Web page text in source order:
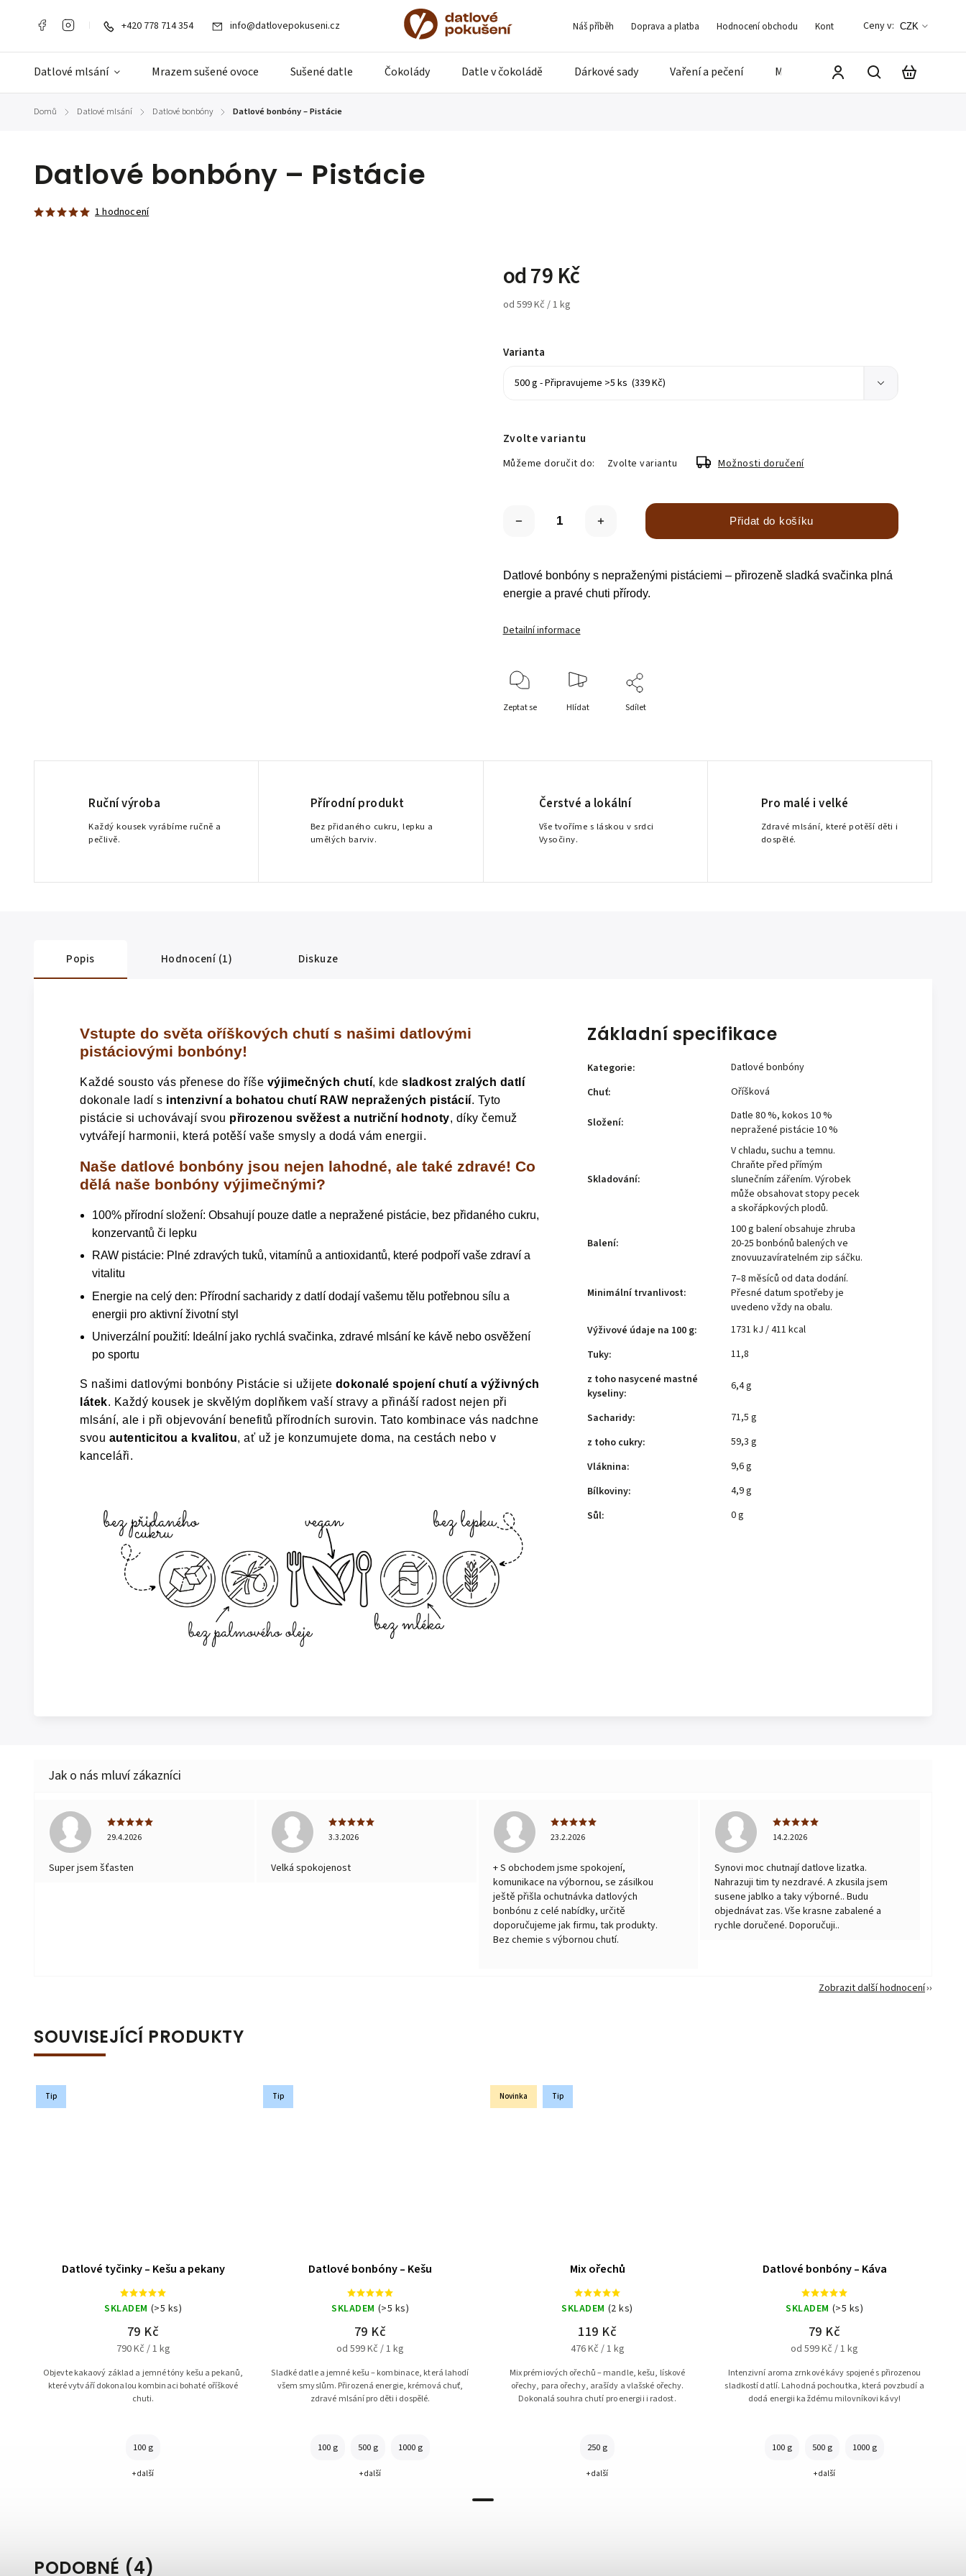
+420 778 714 354 info@datlovepokuseni.cz Náš příběh Doprava a platba Hodnocení obchodu Kontakt Blog Často kladené
Ceny v: CZK
Datlové mlsání Mrazem sušené ovoce Sušené datle Čokolády Datle v čokoládě Dárkové sady Vaření a pečení Mandle a ořechy ⭐️ Zvýhodněné
Domů / Datlové mlsání / Datlové bonbóny / Datlové bonbóny – Pistácie
Datlové bonbóny – Pistácie
1 hodnocení
od79 Kč
od 599 Kč / 1 kg
Zvolte variantu
Můžeme doručit do: Zvolte variantu Možnosti doručení
Varianta
Přidat do košíku
Datlové bonbóny s nepraženými pistáciemi – přirozeně sladká svačinka plná
energie a pravé chuti přírody.
Detailní informace
Zeptat se Hlídat Sdílet
Ruční výroba
Každý kousek vyrábíme ručně a
pečlivě.
Přírodní produkt
Bez přidaného cukru, lepku a
umělých barviv.
Čerstvé a lokální
Vše tvoříme s láskou v srdci
Vysočiny.
Pro malé i velké
Zdravé mlsání, které potěší děti i
dospělé.
Popis Hodnocení (1) Diskuze
Vstupte do světa oříškových chutí s našimi datlovými
pistáciovými bonbóny!
Každé sousto vás přenese do říše výjimečných chutí, kde sladkost zralých datlí
dokonale ladí s intenzivní a bohatou chutí RAW nepražených pistácií. Tyto
pistácie si uchovávají svou přirozenou svěžest a nutriční hodnoty, díky čemuž
vytvářejí harmonii, která potěší vaše smysly a dodá vám energii.
Naše datlové bonbóny jsou nejen lahodné, ale také zdravé! Co
dělá naše bonbóny výjimečnými?
100% přírodní složení: Obsahují pouze datle a nepražené pistácie, bez přidaného cukru,
konzervantů či lepku
RAW pistácie: Plné zdravých tuků, vitamínů a antioxidantů, které podpoří vaše zdraví a
vitalitu
Energie na celý den: Přírodní sacharidy z datlí dodají vašemu tělu potřebnou sílu a
energii pro aktivní životní styl
Univerzální použití: Ideální jako rychlá svačinka, zdravé mlsání ke kávě nebo osvěžení
po sportu
S našimi datlovými bonbóny Pistácie si užijete dokonalé spojení chutí a výživných
látek. Každý kousek je skvělým doplňkem vaší stravy a přináší radost nejen při
mlsání, ale i při objevování benefitů přírodních surovin. Tato kombinace vás nadchne
svou autenticitou a kvalitou, ať už je konzumujete doma, na cestách nebo v
kanceláři.
Základní specifikace
Kategorie:
Datlové bonbóny
Chuť: Oříšková
Složení:
Datle 80 %, kokos 10 %
nepražené pistácie 10 %
Skladování:
V chladu, suchu a temnu.
Chraňte před přímým
slunečním zářením. Výrobek
může obsahovat stopy pecek
a skořápkových plodů.
Balení:
100 g balení obsahuje zhruba
20-25 bonbónů balených ve
znovuuzavíratelném zip sáčku.
Minimální trvanlivost:
7–8 měsíců od data dodání.
Přesné datum spotřeby je
uvedeno vždy na obalu.
Výživové údaje na 100 g:
1731 kJ / 411 kcal
Tuky:
11,8
z toho nasycené mastné
kyseliny:
6,4 g
Sacharidy:
71,5 g
z toho cukry:
59,3 g
Vláknina:
9,6 g
Bílkoviny:
4,9 g
Sůl: 0 g
29.4.2026
Super jsem šťasten
3.3.2026
Velká spokojenost
23.2.2026
+ S obchodem jsme spokojení,
komunikace na výbornou, se zásilkou
ještě přišla ochutnávka datlových
bonbónu z celé nabídky, určitě
doporučujeme jak firmu, tak produkty.
Bez chemie s výbornou chutí.
14.2.2026
Synovi moc chutnají datlove lizatka.
Nahrazuji tim ty nezdravé. A zkusila jsem
susene jablko a taky výborné.. Budu
objednávat zas. Vše krasne zabalené a
rychle doručené. Doporučuji..
Zobrazit další hodnocení
SOUVISEJÍCÍ PRODUKTY
Tip
Datlové tyčinky – Kešu a pekany
SKLADEM (>5 ks)
79 Kč
790 Kč / 1 kg
Objevte kakaový základ a jemné tóny kešu a pekanů,
které vytváří dokonalou kombinaci bohaté oříškové
chuti.
100 g
+ další
Tip
Datlové bonbóny – Kešu
SKLADEM (>5 ks)
79 Kč
od 599 Kč / 1 kg
Sladké datle a jemné kešu – kombinace, která lahodí
všem smyslům. Přirozená energie, krémová chuť,
zdravé mlsání pro děti i dospělé.
100 g 500 g 1000 g
+ další
Novinka Tip
Mix ořechů
SKLADEM (2 ks)
119 Kč
476 Kč / 1 kg
Mix prémiových ořechů – mandle, kešu, lískové
ořechy, para ořechy, arašídy a vlašské ořechy.
Dokonalá souhra chutí pro energii i radost.
250 g
+ další
Datlové bonbóny – Káva
SKLADEM (>5 ks)
79 Kč
od 599 Kč / 1 kg
Intenzivní aroma zrnkové kávy spojené s přirozenou
sladkostí datlí. Lahodná pochoutka, která povzbudí a
dodá energii každému milovníkovi kávy!
100 g 500 g 1000 g
+ další
PODOBNÉ (4)